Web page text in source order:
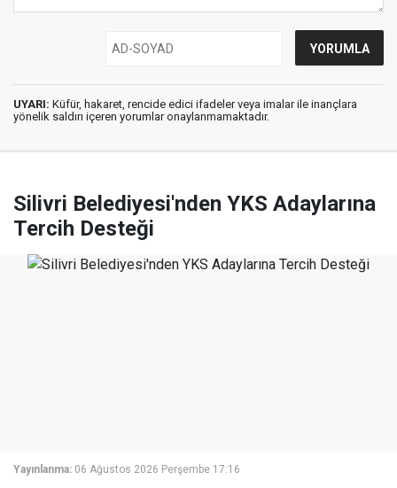
UYARI: Küfür, hakaret, rencide edici ifadeler veya imalar ile inançlara
yönelik saldırı içeren yorumlar onaylanmamaktadır.
Silivri Belediyesi'nden YKS Adaylarına
Tercih Desteği
Yayınlanma: 06 Ağustos 2026 Perşembe 17:16